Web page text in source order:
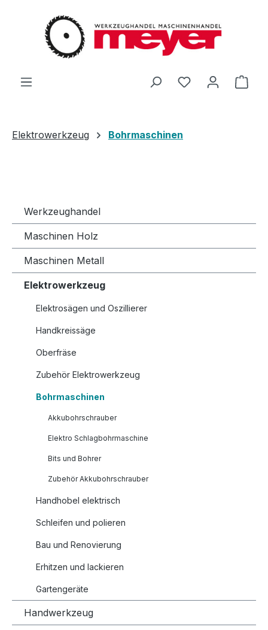
Zum Hauptinhalt springen
Du hast 0
Elektrowerkzeug Bohrmaschinen
Werkzeughandel
Maschinen Holz
Maschinen Metall
Elektrowerkzeug
Elektrosägen und Oszillierer
Handkreissäge
Oberfräse
Zubehör Elektrowerkzeug
Bohrmaschinen
Akkubohrschrauber
Elektro Schlagbohrmaschine
Bits und Bohrer
Zubehör Akkubohrschrauber
Handhobel elektrisch
Schleifen und polieren
Bau und Renovierung
Erhitzen und lackieren
Gartengeräte
Handwerkzeug